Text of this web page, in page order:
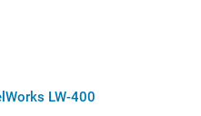
LW-400